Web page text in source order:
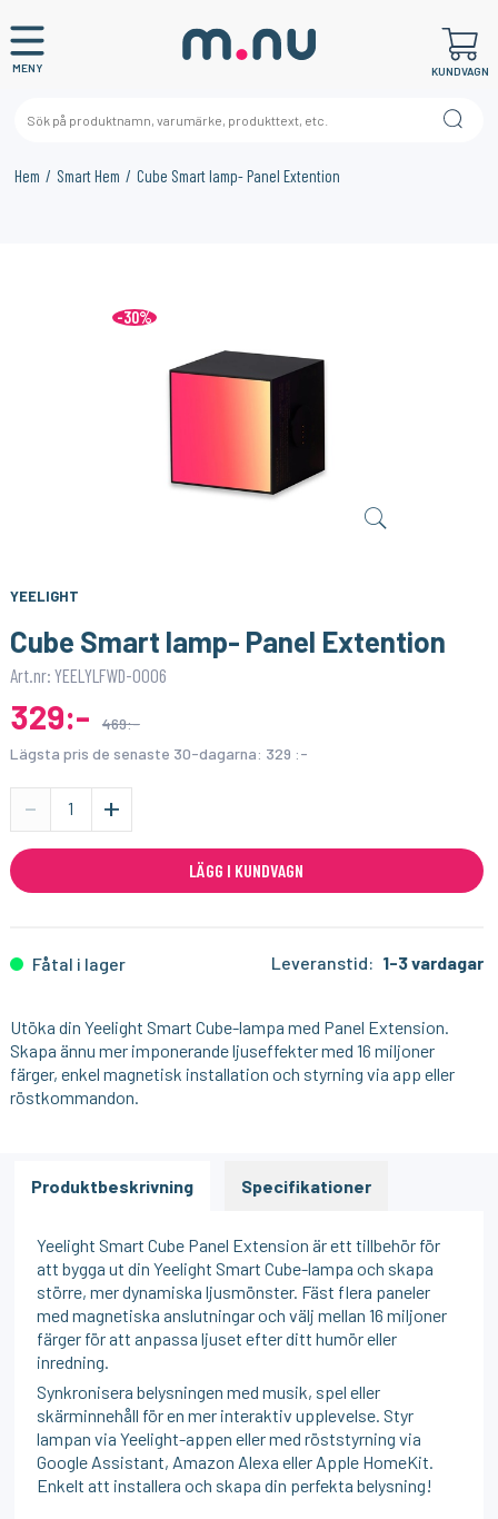
MENY KUNDVAGN
Hem Smart Hem Cube Smart lamp- Panel Extention
-30%
YEELIGHT
Cube Smart lamp- Panel Extention
Art.nr: YEELYLFWD-0006
329:-
469:-
Lägsta pris de senaste 30-dagarna: 329 :-
- +
LÄGG I KUNDVAGN
Fåtal i lager Leveranstid: 1-3 vardagar
Utöka din Yeelight Smart Cube-lampa med Panel Extension.
Skapa ännu mer imponerande ljuseffekter med 16 miljoner
färger, enkel magnetisk installation och styrning via app eller
röstkommandon.
Produktbeskrivning Specifikationer
Yeelight Smart Cube Panel Extension är ett tillbehör för
att bygga ut din Yeelight Smart Cube-lampa och skapa
större, mer dynamiska ljusmönster. Fäst flera paneler
med magnetiska anslutningar och välj mellan 16 miljoner
färger för att anpassa ljuset efter ditt humör eller
inredning.
Synkronisera belysningen med musik, spel eller
skärminnehåll för en mer interaktiv upplevelse. Styr
lampan via Yeelight-appen eller med röststyrning via
Google Assistant, Amazon Alexa eller Apple HomeKit.
Enkelt att installera och skapa din perfekta belysning!